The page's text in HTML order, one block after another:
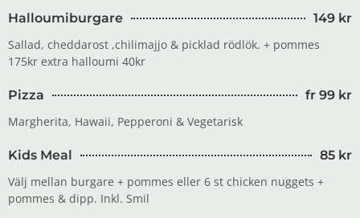
Halloumiburgare
149 kr
Sallad, cheddarost ,chilimajjo & picklad rödlök. + pommes
175kr extra halloumi 40kr
Pizza
fr 99 kr
Margherita, Hawaii, Pepperoni & Vegetarisk
Kids Meal
85 kr
Välj mellan burgare + pommes eller 6 st chicken nuggets +
pommes & dipp. Inkl. Smil